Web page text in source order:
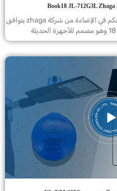
Book18 JL-712G3L
JL-712G3L هو مستشعر متقدم للتحكم في الإضاءة من شركة zhaga يتوافق